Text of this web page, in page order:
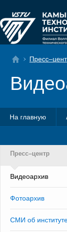
На главную
Пресс–центр
Видеоархив
Фотоархив
СМИ об